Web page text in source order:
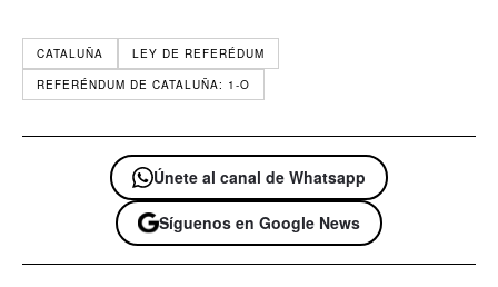
CATALUÑA
LEY DE REFERÉDUM
REFERÉNDUM DE CATALUÑA: 1-O
Únete al canal de Whatsapp
Síguenos en Google News